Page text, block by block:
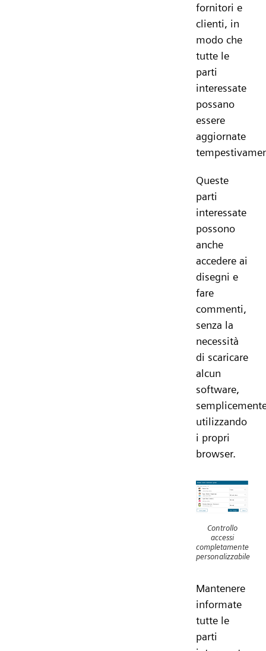
fornitori e
clienti, in
modo che
tutte le
parti
interessate
possano
essere
aggiornate
Queste
parti
interessate
possono
anche
accedere ai
disegni e
fare
commenti,
senza la
necessità
di scaricare
alcun
software,
utilizzando
i propri
browser.
Controllo
accessi
completamente
personalizzabile
Mantenere
informate
tutte le
parti